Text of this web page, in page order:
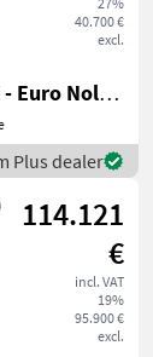
40.700 €
excl.
AGROPARK - Euro Noliker Kft.
Plus dealer
114.121
€
incl. VAT
19%
95.900 €
excl.